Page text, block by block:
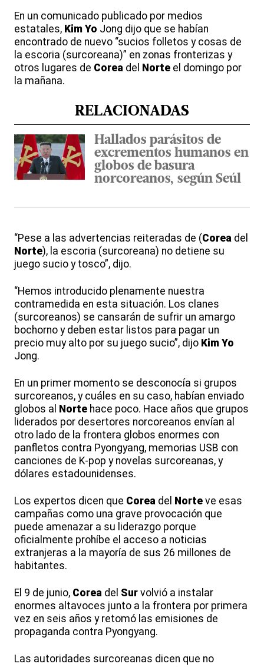
En un comunicado publicado por medios
estatales, Kim Yo Jong dijo que se habían
encontrado de nuevo “sucios folletos y cosas de
la escoria (surcoreana)” en zonas fronterizas y
otros lugares de Corea del Norte el domingo por
la mañana.
RELACIONADAS
Hallados parásitos de
excrementos humanos en
globos de basura
norcoreanos, según Seúl
“Pese a las advertencias reiteradas de (Corea del
Norte), la escoria (surcoreana) no detiene su
juego sucio y tosco”, dijo.
“Hemos introducido plenamente nuestra
contramedida en esta situación. Los clanes
(surcoreanos) se cansarán de sufrir un amargo
bochorno y deben estar listos para pagar un
precio muy alto por su juego sucio”, dijo Kim Yo
Jong.
En un primer momento se desconocía si grupos
surcoreanos, y cuáles en su caso, habían enviado
globos al Norte hace poco. Hace años que grupos
liderados por desertores norcoreanos envían al
otro lado de la frontera globos enormes con
panfletos contra Pyongyang, memorias USB con
canciones de K-pop y novelas surcoreanas, y
dólares estadounidenses.
Los expertos dicen que Corea del Norte ve esas
campañas como una grave provocación que
puede amenazar a su liderazgo porque
oficialmente prohíbe el acceso a noticias
extranjeras a la mayoría de sus 26 millones de
habitantes.
El 9 de junio, Corea del Sur volvió a instalar
enormes altavoces junto a la frontera por primera
vez en seis años y retomó las emisiones de
propaganda contra Pyongyang.
Las autoridades surcoreanas dicen que no